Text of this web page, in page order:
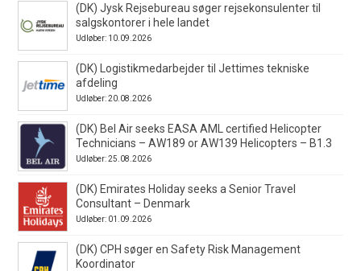
(DK) Jysk Rejsebureau søger rejsekonsulenter til
salgskontorer i hele landet
Udløber: 10.09.2026
(DK) Logistikmedarbejder til Jettimes tekniske
afdeling
Udløber: 20.08.2026
(DK) Bel Air seeks EASA AML certified Helicopter
Technicians – AW189 or AW139 Helicopters – B1.3
Udløber: 25.08.2026
(DK) Emirates Holiday seeks a Senior Travel
Consultant – Denmark
Udløber: 01.09.2026
(DK) CPH søger en Safety Risk Management
Koordinator